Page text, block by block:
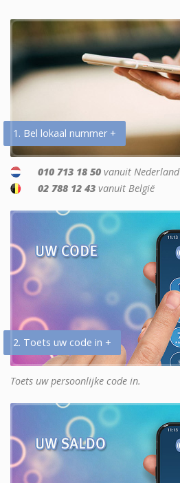
1. Bel lokaal nummer +
010 713 18 50 vanuit Nederland
02 788 12 43 vanuit België
2. Toets uw code in +
Toets uw persoonlijke code in.